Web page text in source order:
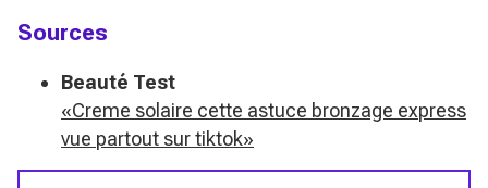
Sources
Beauté Test
«Creme solaire cette astuce bronzage express
vue partout sur tiktok»